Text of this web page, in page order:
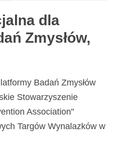
dla
Zmysłów,
Badań Zmysłów
Stowarzyszenie
Association"
Targów Wynalazków w